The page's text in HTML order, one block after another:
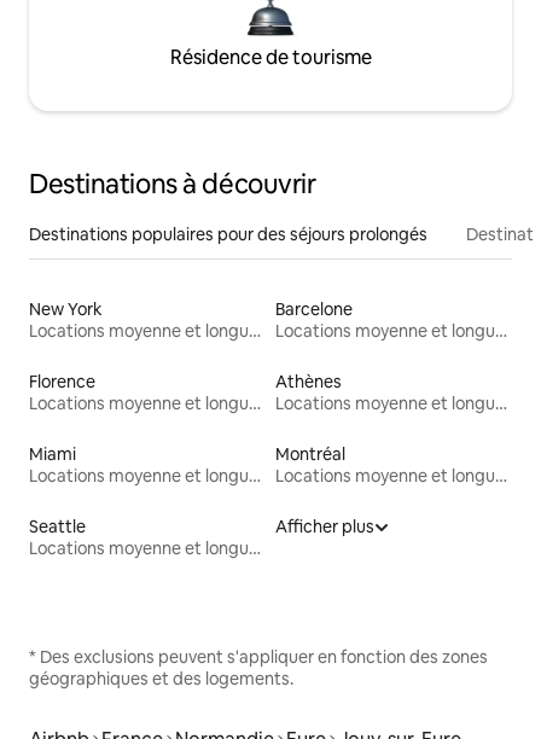
Résidence de tourisme
Destinations à découvrir
Destinations populaires pour des séjours prolongés
New York
Locations moyenne et longue durée
Barcelone
Locations moyenne et longue durée
Florence
Locations moyenne et longue durée
Athènes
Locations moyenne et longue durée
Miami
Locations moyenne et longue durée
Montréal
Locations moyenne et longue durée
Seattle
Locations moyenne et longue durée
Afficher plus
* Des exclusions peuvent s'appliquer en fonction des zones
géographiques et des logements.